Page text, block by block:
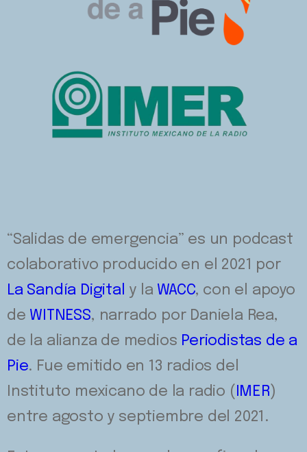
“Salidas de emergencia” es un podcast
colaborativo producido en el 2021 por
La Sandía Digital y la WACC, con el apoyo
de WITNESS, narrado por Daniela Rea,
de la alianza de medios Periodistas de a
Pie. Fue emitido en 13 radios del
Instituto mexicano de la radio ( IMER)
entre agosto y septiembre del 2021.